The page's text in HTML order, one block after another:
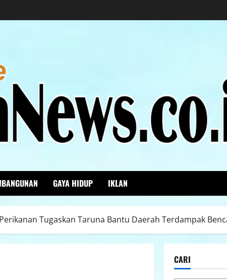
GAYA HIDUP IKLAN
Tugaskan Taruna Bantu Daerah Terdampak
CARI